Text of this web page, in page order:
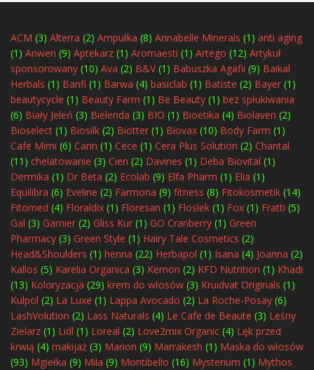
ACM (3) Alterra (2) Ampułka (8) Annabelle Minerals (1) anti aging
(1) Anwen (9) Aptekarz (1) Aromaesti (1) Artego (12) Artykuł
sponsorowany (10) Ava (2) B&V(1) Babuszka Agafii (9) Baikal
Herbals (1) Banfi (1) Barwa (4) basiclab (1) Batiste (2) Bayer (1)
beautycycle (1) Beauty Farm (1) Be Beauty (1) bez spłukiwania
(6) Biały Jeleń (3) Bielenda (3) BIO (1) Bioetika (4) Biolaven (2)
Bioselect (1) Biosilk (2) Biotter (1) Biovax (10) Body Farm (1)
Cafe Mimi (6) Carin (1) Cece (1) Cera Plus Solution (2) Chantal
(11) chelatowanie (3) Cien (2) Davines (1) Deba Biovital (1)
Dermika (1) Dr Beta (2) Ecolab (9) Elfa Pharm (1) Elia (1)
Equilibra (6) Eveline (2) Farmona (9) fitness (8) Fitokosmetik (14)
Fitomed (4) Floraldix (1) Floresan (1) Floslek (1) Fox (1) Fratti (5)
Gal (3) Garnier (2) Gliss Kur (1) GO Cranberry (1) Green
Pharmacy (3) Green Style (1) Hairy Tale Cosmetics (2)
Head&Shoulders (1) henna (22) Herbapol (1) Isana (4) Joanna (2)
Kallos (5) Karelia Organica (3) Kemon (2) KFD Nutrition (1) Khadi
(13) Koloryzacja (29) krem do włosów (3) Kruidvat Originals (1)
Kulpol (2) La Luxe (1) Lappa Avocado (2) La Roche-Posay (6)
LashVolution (2) Lass Naturals (4) Le Cafe de Beaute (3) Leśny
Zielarz (1) Lidl (1) Loreal (2) Love2mix Organic (4) Lęk przed
krwią (4) makijaż (3) Marion (9) Marrakesh (1) Maska do włosów
(93) Mgiełka (9) Mila (9) Montibello (16) Mysterium (1) Mythos